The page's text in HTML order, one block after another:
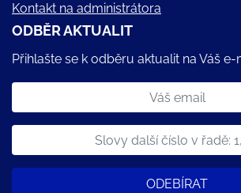
Kontakt na administrátora
ODBĚR AKTUALIT
Přihlašte se k odběru aktualit na Váš e-
ODEBÍRAT